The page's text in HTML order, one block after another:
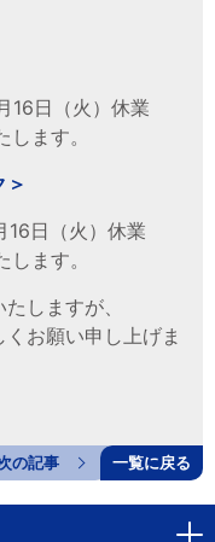
16日（火）休業
ます。
＞
日（火）休業
ます。
しますが、
お願い申し上げま
の記事 一覧に戻る